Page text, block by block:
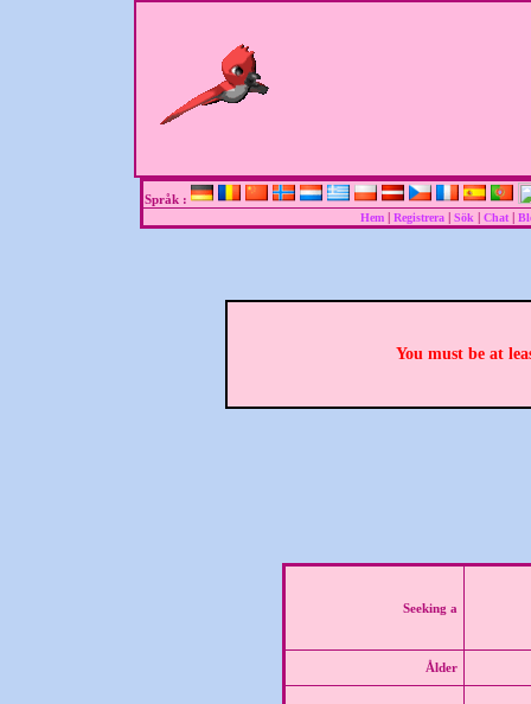
Språk :
Hem| Registrera| Sök | Chat|
You must be at
Seeking a
Ålder